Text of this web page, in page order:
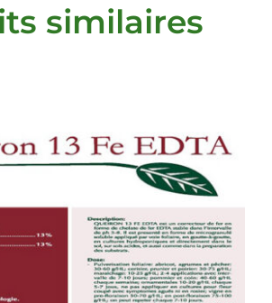
similaires
DETAILS